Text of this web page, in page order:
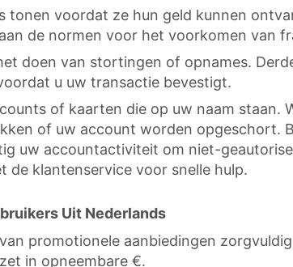
tonen voordat ze hun geld kunnen
de normen voor het voorkomen van
doen van stortingen of opnames.
u uw transactie bevestigt.
of kaarten die op uw naam staan.
of uw account worden opgeschort.
uw accountactiviteit om niet-
klantenservice voor snelle hulp.
Uit Nederlands
promotionele aanbiedingen
in opneembare €.